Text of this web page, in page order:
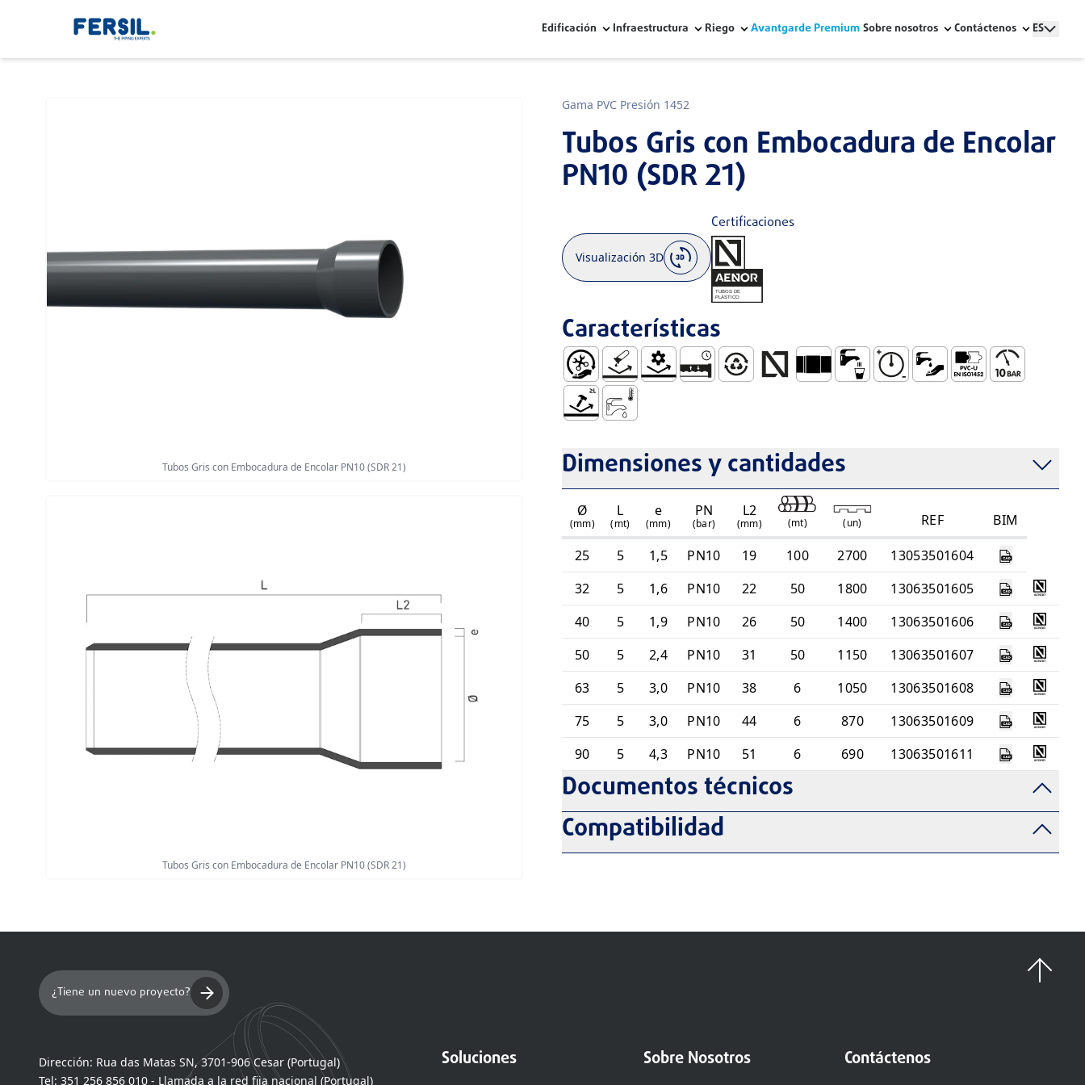
Edificación Infraestructura Riego Avantgarde PremiumSobre nosotros Contáctenos ES
Tubos Gris con Embocadura de Encolar PN10 (SDR 21)
Tubos Gris con Embocadura de Encolar PN10 (SDR 21)
Gama PVC Presión 1452
Tubos Gris con Embocadura de Encolar
PN10 (SDR 21)
Visualización 3D
Certificaciones
Características
Fácil Manejo e Instalación
Sin Corrosión
Dimensiones y cantidades
Ø
(mm)
L
(mt)
e
(mm)
PN
(bar)
L2
(mm) (mt) (un) REF
BIM
25
5 1,5 PN10 19 100 2700
13053501604
32
5 1,6 PN10 22 50 1800
13063501605
40
5 1,9 PN10 26 50 1400
13063501606
50
5 2,4 PN10 31 50 1150
13063501607
63
5 3,0 PN10 38 6 1050
13063501608
75
5 3,0 PN10 44 6 870
13063501609
90
5 4,3 PN10 51 6 690 13063501611
Documentos técnicos
Compatibilidad
¿Tiene un nuevo proyecto?
Dirección: Rua das Matas SN, 3701-906 Cesar (Portugal)
Tel: 351 256 856 010 - Llamada a la red fija nacional (Portugal)
Soluciones Sobre Nosotros Contáctenos